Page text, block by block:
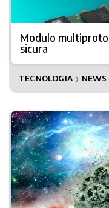
Modulo
sicura
TECNOLOGIA ❯ NEWS